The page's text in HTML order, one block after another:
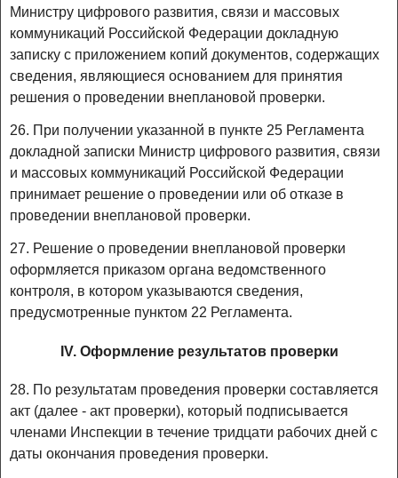
Министру цифрового развития, связи и массовых
коммуникаций Российской Федерации докладную
записку с приложением копий документов, содержащих
сведения, являющиеся основанием для принятия
решения о проведении внеплановой проверки.
26. При получении указанной в пункте 25 Регламента
докладной записки Министр цифрового развития, связи
и массовых коммуникаций Российской Федерации
принимает решение о проведении или об отказе в
проведении внеплановой проверки.
27. Решение о проведении внеплановой проверки
оформляется приказом органа ведомственного
контроля, в котором указываются сведения,
предусмотренные пунктом 22 Регламента.
IV. Оформление результатов проверки
28. По результатам проведения проверки составляется
акт (далее - акт проверки), который подписывается
членами Инспекции в течение тридцати рабочих дней с
даты окончания проведения проверки.